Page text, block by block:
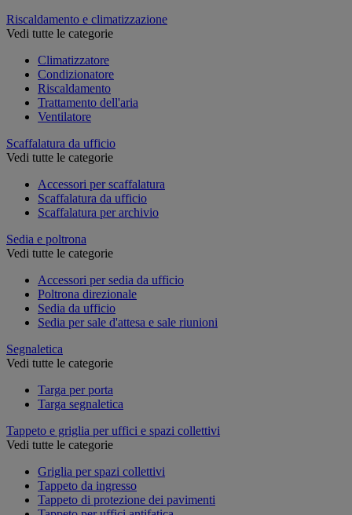
Riscaldamento e climatizzazione
Vedi tutte le categorie
Climatizzatore
Condizionatore
Riscaldamento
Trattamento dell'aria
Ventilatore
Scaffalatura da ufficio
Vedi tutte le categorie
Accessori per scaffalatura
Scaffalatura da ufficio
Scaffalatura per archivio
Sedia e poltrona
Vedi tutte le categorie
Accessori per sedia da ufficio
Poltrona direzionale
Sedia da ufficio
Sedia per sale d'attesa e sale riunioni
Segnaletica
Vedi tutte le categorie
Targa per porta
Targa segnaletica
Tappeto e griglia per uffici e spazi collettivi
Vedi tutte le categorie
Griglia per spazi collettivi
Tappeto da ingresso
Tappeto di protezione dei pavimenti